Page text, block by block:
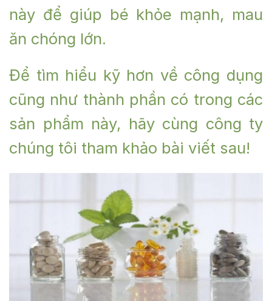
này để giúp bé khỏe mạnh, mau
ăn chóng lớn.
Để tìm hiểu kỹ hơn về công dụng
cũng như thành phần có trong các
sản phẩm này, hãy cùng công ty
chúng tôi tham khảo bài viết sau!